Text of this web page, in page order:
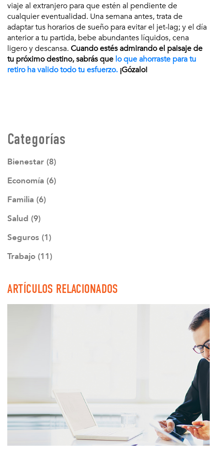
viaje al extranjero para que estén al pendiente de
cualquier eventualidad. Una semana antes, trata de
adaptar tus horarios de sueño para evitar el jet-lag; y el día
anterior a tu partida, bebe abundantes líquidos, cena
ligero y descansa. Cuando estés admirando el paisaje de
tu próximo destino, sabrás que lo que ahorraste para tu
retiro ha valido todo tu esfuerzo. ¡Gózalo!
Categorías
Bienestar (8)
Economía (6)
Familia (6)
Salud (9)
Seguros (1)
Trabajo (11)
ARTÍCULOS RELACIONADOS